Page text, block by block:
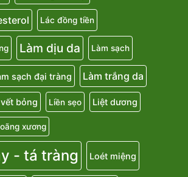
Lác đồng tiền
Làm dịu da Làm sạch
sạch đại tràng Làm trắng da
bỏng Liền sẹo Liệt dương
xương
- tá tràng Loét miệng